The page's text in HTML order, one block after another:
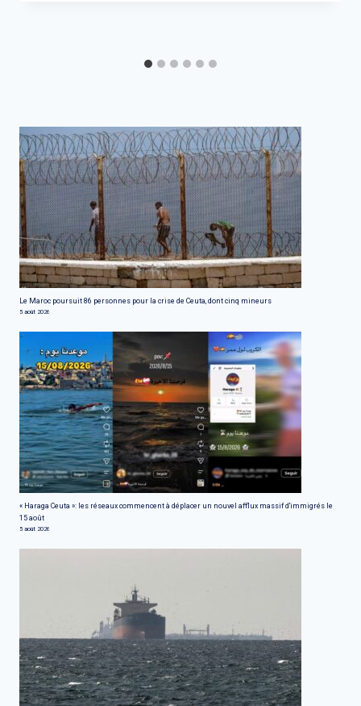
Le Maroc poursuit 86 personnes pour la crise de Ceuta, dont cinq mineurs
5 août 2026
« Haraga Ceuta »: les réseaux commencent à déplacer un nouvel afflux massif d'immigrés le
15 août
5 août 2026